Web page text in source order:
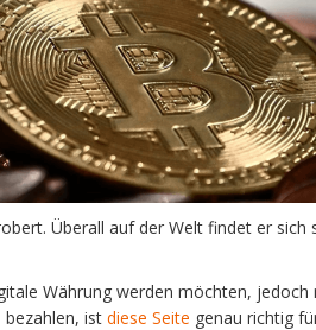
Überall auf der Welt findet er sich
Währung werden möchten,
bezahlen, ist diese Seite genau richtig